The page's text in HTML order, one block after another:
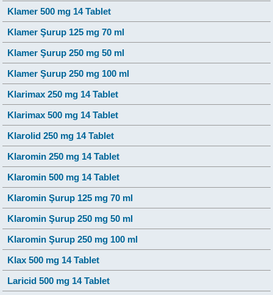
Klamer 500 mg 14 Tablet
Klamer Şurup 125 mg 70 ml
Klamer Şurup 250 mg 50 ml
Klamer Şurup 250 mg 100 ml
Klarimax 250 mg 14 Tablet
Klarimax 500 mg 14 Tablet
Klarolid 250 mg 14 Tablet
Klaromin 250 mg 14 Tablet
Klaromin 500 mg 14 Tablet
Klaromin Şurup 125 mg 70 ml
Klaromin Şurup 250 mg 50 ml
Klaromin Şurup 250 mg 100 ml
Klax 500 mg 14 Tablet
Laricid 500 mg 14 Tablet